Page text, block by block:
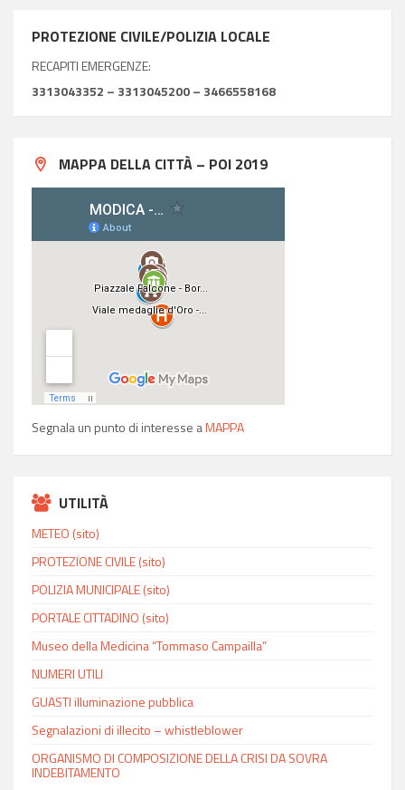
PROTEZIONE CIVILE/POLIZIA LOCALE
RECAPITI EMERGENZE:
3313043352 – 3313045200 – 3466558168
MAPPA DELLA CITTÀ – POI 2019
Segnala un punto di interesse aMAPPA
UTILITÀ
METEO (sito)
PROTEZIONE CIVILE (sito)
POLIZIA MUNICIPALE (sito)
PORTALE CITTADINO (sito)
Museo della Medicina “Tommaso Campailla”
NUMERI UTILI
GUASTI illuminazione pubblica
Segnalazioni di illecito – whistleblower
ORGANISMO DI COMPOSIZIONE DELLA CRISI DA SOVRA
INDEBITAMENTO